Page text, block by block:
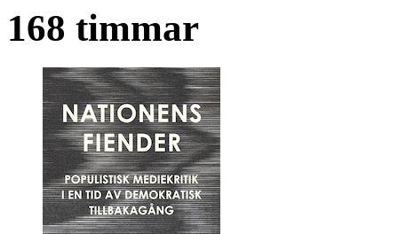
168 timmar